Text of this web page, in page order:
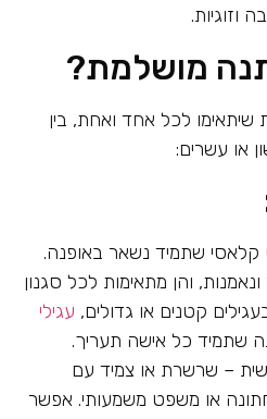
וזוגיות.
מושלמת?
שיתאימו לכל אחד ואחת, בין
או עשרים:
קלאסי שתמיד נשאר באופנה.
והן מתאימות לכל סגנון
קטנים או גדולים, עגילי
שתמיד כל אישה תעריך.
– שרשרת או צמיד עם
או משפט משמעותי. אפשר